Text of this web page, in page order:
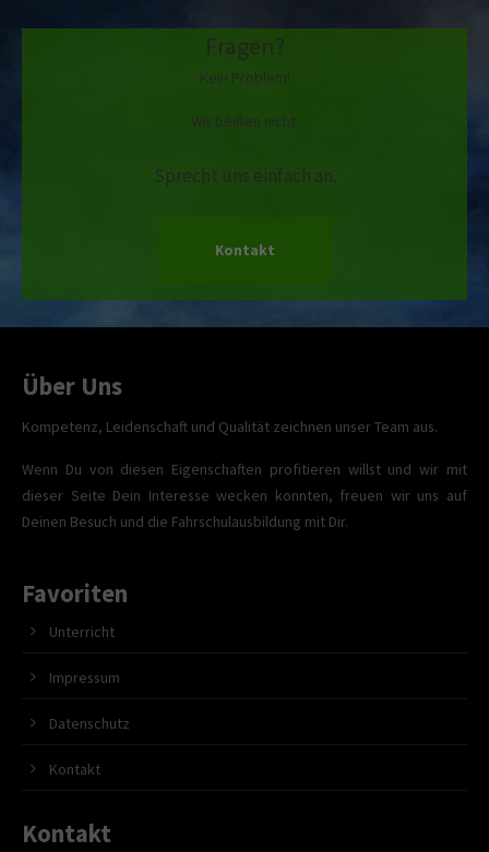
Fragen?
Kein Problem!
Wir beißen nicht.
Sprecht uns einfach an.
Kontakt
Über Uns
Kompetenz, Leidenschaft und Qualität zeichnen unser Team aus.
Wenn Du von diesen Eigenschaften profitieren willst und wir mit
dieser Seite Dein Interesse wecken konnten, freuen wir uns auf
Deinen Besuch und die Fahrschulausbildung mit Dir.
Favoriten
Unterricht
Impressum
Datenschutz
Kontakt
Kontakt